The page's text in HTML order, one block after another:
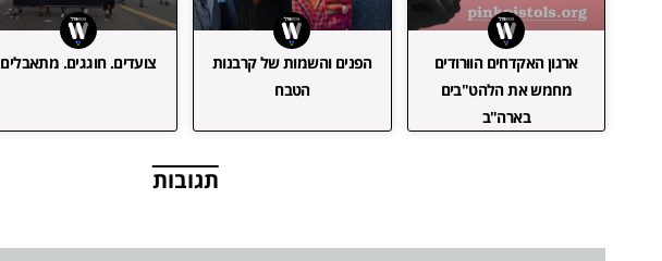
ארגון האקדחים הוורודים
מחמש את הלהט"בים
בארה"ב
הפנים והשמות של קרבנות
הטבח
צועדים. חוגגים. מתאבלים
תגובות